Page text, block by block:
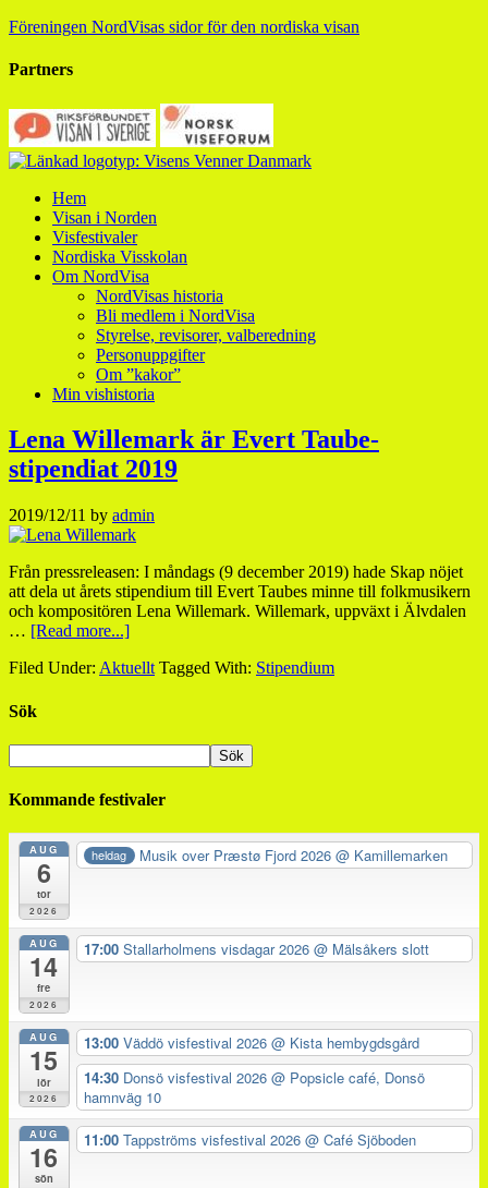
Föreningen NordVisas sidor för den nordiska visan
Partners
Hem
Visan i Norden
Visfestivaler
Nordiska Visskolan
Om NordVisa
NordVisas historia
Bli medlem i NordVisa
Styrelse, revisorer, valberedning
Personuppgifter
Om ”kakor”
Min vishistoria
Lena Willemark är Evert Taube-
stipendiat 2019
2019/12/11 by admin
Från pressreleasen: I måndags (9 december 2019) hade Skap nöjet
att dela ut årets stipendium till Evert Taubes minne till folkmusikern
och kompositören Lena Willemark. Willemark, uppväxt i Älvdalen
… [Read more...]
Filed Under: Aktuellt Tagged With: Stipendium
Sök
Kommande festivaler
AUG
6
tor
2026
heldag Musik over Præstø Fjord 2026@ Kamillemarken
AUG
14
fre
2026
17:00 Stallarholmens visdagar 2026 @ Mälsåkers slott
AUG
15
lör
2026
13:00 Väddö visfestival 2026 @ Kista hembygdsgård
14:30 Donsö visfestival 2026 @ Popsicle café, Donsö
hamnväg 10
AUG
16
sön
11:00 Tappströms visfestival 2026 @ Café Sjöboden